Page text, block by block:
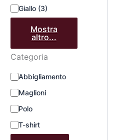
Giallo (3)
Mostra
altro...
Categoria
Abbigliamento
Maglioni
Polo
T-shirt